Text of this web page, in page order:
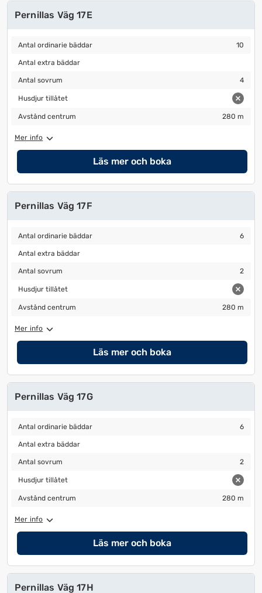
Pernillas Väg 17E
Antal ordinarie bäddar
Antal ordinarie bäddar 10
Antal extra bäddar
Antal extra bäddar
Antal sovrum
Antal sovrum 4
Husdjur tillåtet
Husdjur tillåtet
Avstånd centrum
Avstånd centrum 280 m
Mer info
Läs mer och boka
Pernillas Väg 17F
Antal ordinarie bäddar
Antal ordinarie bäddar 6
Antal extra bäddar
Antal extra bäddar
Antal sovrum
Antal sovrum 2
Husdjur tillåtet
Husdjur tillåtet
Avstånd centrum
Avstånd centrum 280 m
Mer info
Läs mer och boka
Pernillas Väg 17G
Antal ordinarie bäddar
Antal ordinarie bäddar 6
Antal extra bäddar
Antal extra bäddar
Antal sovrum
Antal sovrum 2
Husdjur tillåtet
Husdjur tillåtet
Avstånd centrum
Avstånd centrum 280 m
Mer info
Läs mer och boka
Pernillas Väg 17H